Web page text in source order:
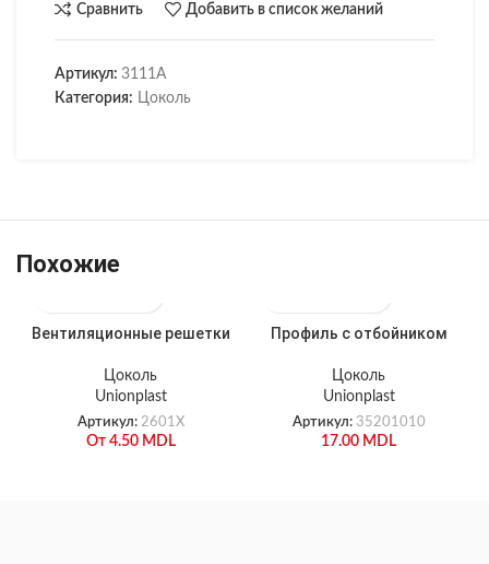
Сравнить Добавить в список желаний
Артикул: 3111A
Категория: Цоколь
Похожие
Вентиляционные решетки
Цоколь
Unionplast
Артикул: 2601X
От 4.50 MDL
Профиль с отбойником
Цоколь
Unionplast
Артикул: 35201010
17.00 MDL